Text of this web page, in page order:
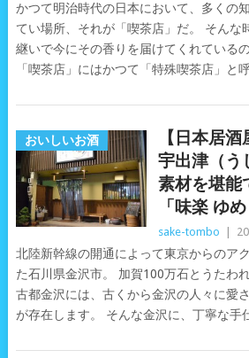
かつて明治時代の日本において、多くの
てい場所、それが「喫茶店」だ。 そんな
継いで今にその香りを届けてくれている
「喫茶店」にはかつて「特殊喫茶店」と
おいしいお酒
【日本居
宇出津（う
素材を堪能
「味楽 ゆめ
sake-tombo
北陸新幹線の開通によって東京からのア
た石川県金沢市。 加賀100万石とうたわ
古都金沢には、古くから金沢の人々に愛
が存在します。 そんな金沢に、丁寧な手